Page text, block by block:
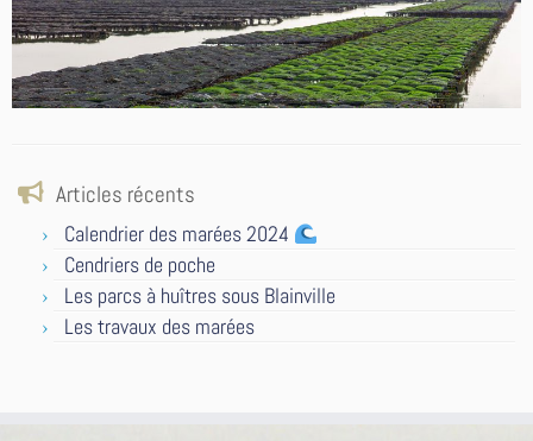
Articles récents
Calendrier des marées 2024
Cendriers de poche
Les parcs à huîtres sous Blainville
Les travaux des marées